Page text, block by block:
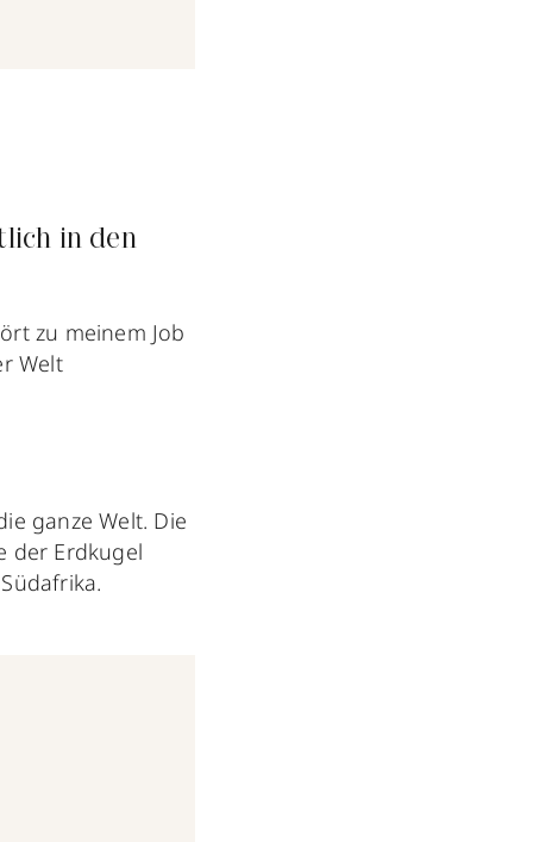
in den
zu meinem Job
Welt
ganze Welt. Die
der Erdkugel